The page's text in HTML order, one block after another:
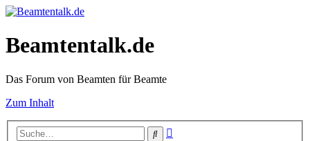
Beamtentalk.de
Das Forum von Beamten für Beamte
Zum Inhalt
Suche